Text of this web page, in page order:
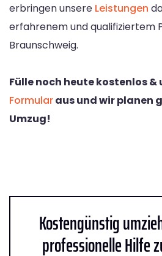
erbringen unsere Leistungen
erfahrenem und qualifiziertem
Braunschweig.
Fülle noch heute kostenlos
Formularaus und wir planen
Umzug!
Kostengünstig
professionelle Hilfe